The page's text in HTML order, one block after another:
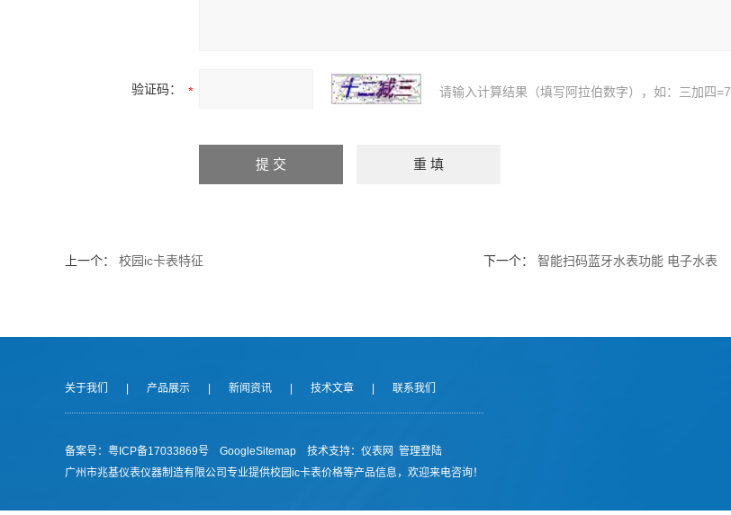
验证码： 请输入计算结果（填写阿拉伯数字），如：三加四=7
上一个： 校园ic卡表特征 下一个： 智能扫码蓝牙水表功能 电子水表
关于我们 产品展示 新闻资讯 技术文章 联系我们
备案号： 粤ICP备17033869号 GoogleSitemap 技术支持： 仪表网 管理登陆
广州市兆基仪表仪器制造有限公司专业提供校园ic卡表价格等产品信息，欢迎来电咨询！